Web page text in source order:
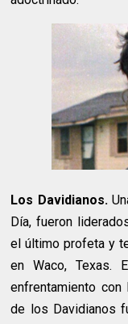
Los Davidianos.
Día, fueron
el último profeta y
en Waco, Texas.
enfrentamiento
de los Davidianos